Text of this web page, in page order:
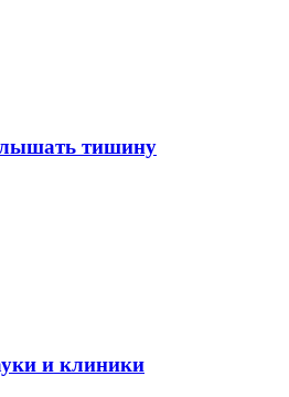
тишину
и клиники